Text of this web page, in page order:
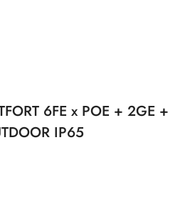
6FE x POE + 2GE +
IP65